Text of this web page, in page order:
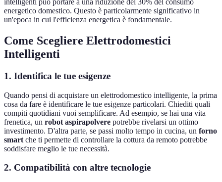
intelligenti può portare a una riduzione del 30% del consumo
energetico domestico. Questo è particolarmente significativo in
un'epoca in cui l'efficienza energetica è fondamentale.
Come Scegliere Elettrodomestici
Intelligenti
1. Identifica le tue esigenze
Quando pensi di acquistare un elettrodomestico intelligente, la prima
cosa da fare è identificare le tue esigenze particolari. Chiediti quali
compiti quotidiani vuoi semplificare. Ad esempio, se hai una vita
frenetica, un robot aspirapolvere potrebbe rivelarsi un ottimo
investimento. D'altra parte, se passi molto tempo in cucina, un forno
smart che ti permette di controllare la cottura da remoto potrebbe
soddisfare meglio le tue necessità.
2. Compatibilità con altre tecnologie